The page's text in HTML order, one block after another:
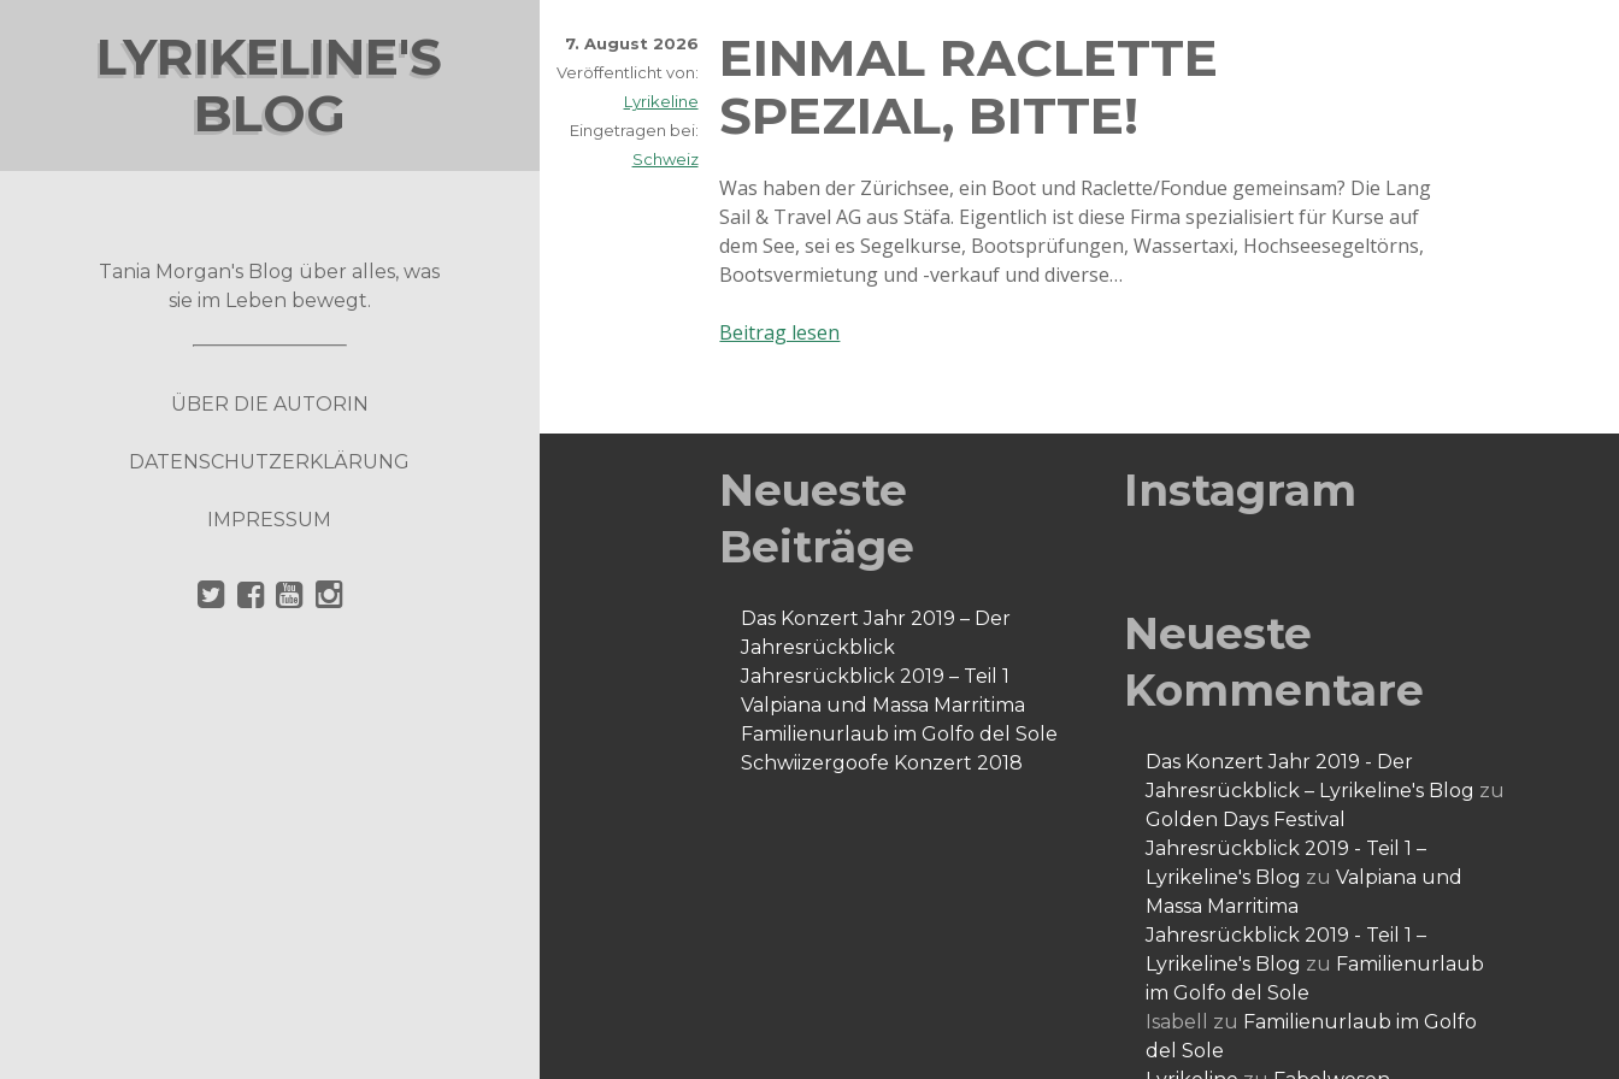
LYRIKELINE'S
BLOG
Tania Morgan's Blog über alles, was
sie im Leben bewegt.
ÜBER DIE AUTORIN
DATENSCHUTZERKLÄRUNG
IMPRESSUM
7. August 2026
Veröffentlicht von:
Lyrikeline
Eingetragen bei:
Schweiz
EINMAL RACLETTE
SPEZIAL, BITTE!
Was haben der Zürichsee, ein Boot und Raclette/Fondue gemeinsam? Die Lang
Sail & Travel AG aus Stäfa. Eigentlich ist diese Firma spezialisiert für Kurse auf
dem See, sei es Segelkurse, Bootsprüfungen, Wassertaxi, Hochseesegeltörns,
Bootsvermietung und -verkauf und diverse…
Beitrag lesen
Neueste
Beiträge
Das Konzert Jahr 2019 – Der
Jahresrückblick
Jahresrückblick 2019 – Teil 1
Valpiana und Massa Marritima
Familienurlaub im Golfo del Sole
Schwiizergoofe Konzert 2018
Instagram
Neueste
Kommentare
Das Konzert Jahr 2019 - Der
Jahresrückblick – Lyrikeline's Blog zu
Golden Days Festival
Jahresrückblick 2019 - Teil 1 –
Lyrikeline's Blog zuValpiana und
Massa Marritima
Jahresrückblick 2019 - Teil 1 –
Lyrikeline's Blog zu Familienurlaub
im Golfo del Sole
Isabell
zu Familienurlaub im Golfo
del Sole